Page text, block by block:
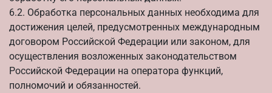
6.2. Обработка персональных данных необходима для
достижения целей, предусмотренных международным
договором Российской Федерации или законом, для
осуществления возложенных законодательством
Российской Федерации на оператора функций,
полномочий и обязанностей.